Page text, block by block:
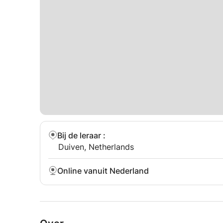
Bij de leraar :
Duiven, Netherlands
Online vanuit Nederland